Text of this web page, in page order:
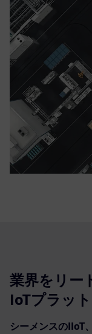
業界をリー
IoTプラッ
シーメンスのIIoT